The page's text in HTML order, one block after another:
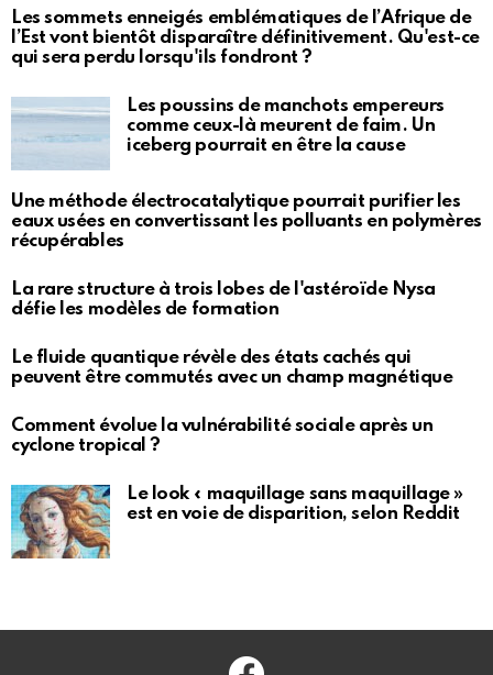
Les sommets enneigés emblématiques de l’Afrique de
l’Est vont bientôt disparaître définitivement. Qu'est-ce
qui sera perdu lorsqu'ils fondront ?
Les poussins de manchots empereurs
comme ceux-là meurent de faim. Un
iceberg pourrait en être la cause
Une méthode électrocatalytique pourrait purifier les
eaux usées en convertissant les polluants en polymères
récupérables
La rare structure à trois lobes de l'astéroïde Nysa
défie les modèles de formation
Le fluide quantique révèle des états cachés qui
peuvent être commutés avec un champ magnétique
Comment évolue la vulnérabilité sociale après un
cyclone tropical ?
Le look « maquillage sans maquillage »
est en voie de disparition, selon Reddit
Facebook